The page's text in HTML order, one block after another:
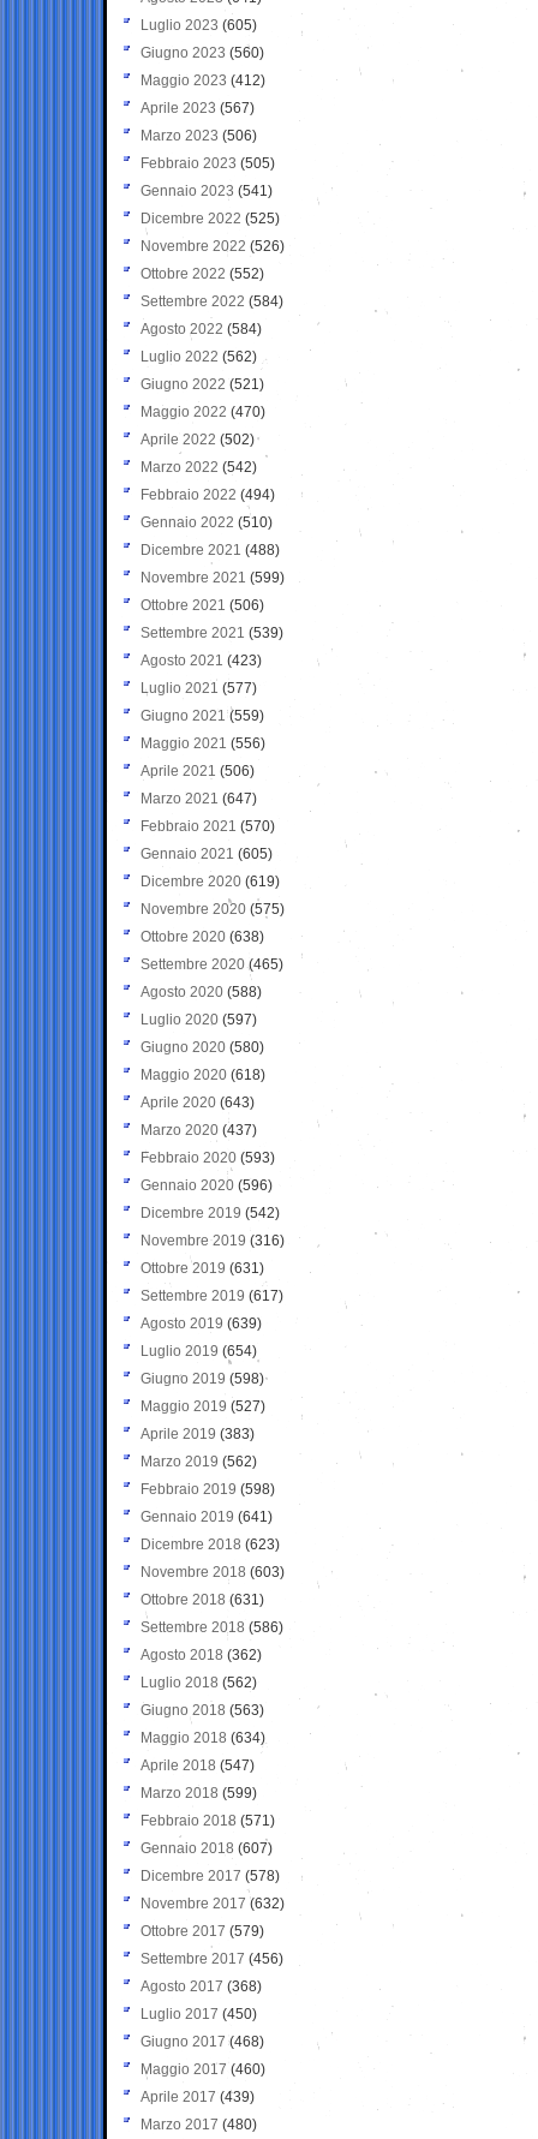
Luglio 2023 (605)
Giugno 2023 (560)
Maggio 2023 (412)
Aprile 2023 (567)
Marzo 2023 (506)
Febbraio 2023 (505)
Gennaio 2023 (541)
Dicembre 2022 (525)
Novembre 2022 (526)
Ottobre 2022 (552)
Settembre 2022 (584)
Agosto 2022 (584)
Luglio 2022 (562)
Giugno 2022 (521)
Maggio 2022 (470)
Aprile 2022 (502)
Marzo 2022 (542)
Febbraio 2022 (494)
Gennaio 2022 (510)
Dicembre 2021 (488)
Novembre 2021 (599)
Ottobre 2021 (506)
Settembre 2021 (539)
Agosto 2021 (423)
Luglio 2021 (577)
Giugno 2021(559)
Maggio 2021 (556)
Aprile 2021 (506)
Marzo 2021 (647)
Febbraio 2021 (570)
Gennaio 2021 (605)
Dicembre 2020 (619)
Novembre 2020 (575)
Ottobre 2020 (638)
Settembre 2020(465)
Agosto 2020 (588)
Luglio 2020 (597)
Giugno 2020 (580)
Maggio 2020 (618)
Aprile 2020 (643)
Marzo 2020 (437)
Febbraio 2020 (593)
Gennaio 2020 (596)
Dicembre 2019 (542)
Novembre 2019 (316)
Ottobre 2019 (631)
Settembre 2019 (617)
Agosto 2019 (639)
Luglio 2019 (654)
Giugno 2019 (598)
Maggio 2019 (527)
Aprile 2019 (383)
Marzo 2019 (562)
Febbraio 2019 (598)
Gennaio 2019 (641)
Dicembre 2018 (623)
Novembre 2018 (603)
Ottobre 2018 (631)
Settembre 2018 (586)
Agosto 2018 (362)
Luglio 2018 (562)
Giugno 2018 (563)
Maggio 2018 (634)
Aprile 2018 (547)
Marzo 2018 (599)
Febbraio 2018 (571)
Gennaio 2018 (607)
Dicembre 2017 (578)
Novembre 2017 (632)
Ottobre 2017 (579)
Settembre 2017 (456)
Agosto 2017 (368)
Luglio 2017 (450)
Giugno 2017 (468)
Maggio 2017 (460)
Aprile 2017 (439)
Marzo 2017 (480)